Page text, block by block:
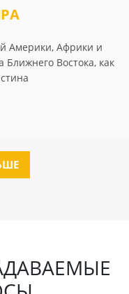
Америки, Африки и
Ближнего Востока, как